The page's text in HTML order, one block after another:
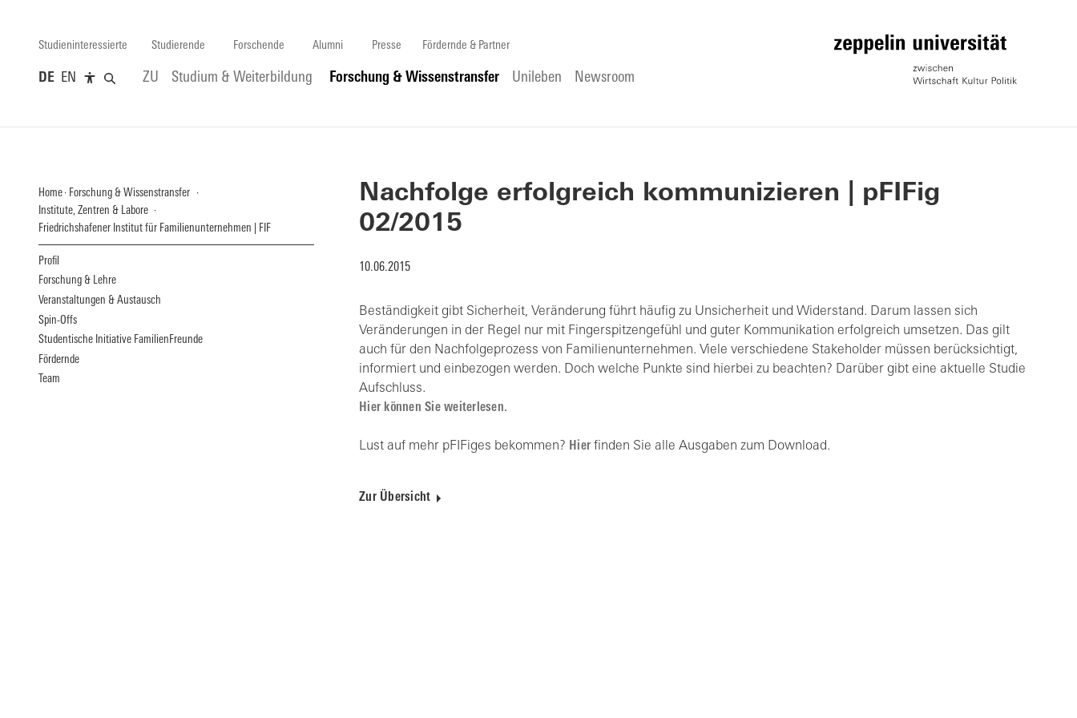
Studieninteressierte Studierende Forschende Alumni Presse Fördernde & Partner
DE EN ZU Studium & Weiterbildung Forschung & Wissenstransfer Unileben Newsroom
Home Forschung & Wissenstransfer
Institute, Zentren & Labore
Friedrichshafener Institut für Familienunternehmen | FIF
Profil
Forschung & Lehre
Veranstaltungen & Austausch
Spin-Offs
Studentische Initiative FamilienFreunde
Fördernde
Team
Nachfolge erfolgreich kommunizieren | pFIFig
02/2015
10.06.2015
Beständigkeit gibt Sicherheit, Veränderung führt häufig zu Unsicherheit und Widerstand. Darum lassen sich
Veränderungen in der Regel nur mit Fingerspitzengefühl und guter Kommunikation erfolgreich umsetzen. Das gilt
auch für den Nachfolgeprozess von Familienunternehmen. Viele verschiedene Stakeholder müssen berücksichtigt,
informiert und einbezogen werden. Doch welche Punkte sind hierbei zu beachten? Darüber gibt eine aktuelle Studie
Aufschluss.
Hier können Sie weiterlesen.
Lust auf mehr pFIFiges bekommen? Hierfinden Sie alle Ausgaben zum Download.
Zur Übersicht